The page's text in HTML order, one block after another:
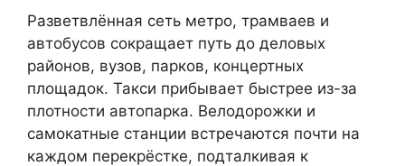
Разветвлённая сеть метро, трамваев и
автобусов сокращает путь до деловых
районов, вузов, парков, концертных
площадок. Такси прибывает быстрее из-за
плотности автопарка. Велодорожки и
самокатные станции встречаются почти на
каждом перекрёстке, подталкивая к